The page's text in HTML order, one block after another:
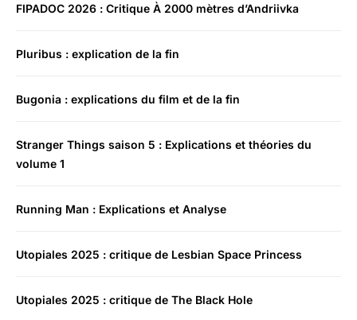
FIPADOC 2026 : Critique À 2000 mètres d’Andriivka
Pluribus : explication de la fin
Bugonia : explications du film et de la fin
Stranger Things saison 5 : Explications et théories du
volume 1
Running Man : Explications et Analyse
Utopiales 2025 : critique de Lesbian Space Princess
Utopiales 2025 : critique de The Black Hole